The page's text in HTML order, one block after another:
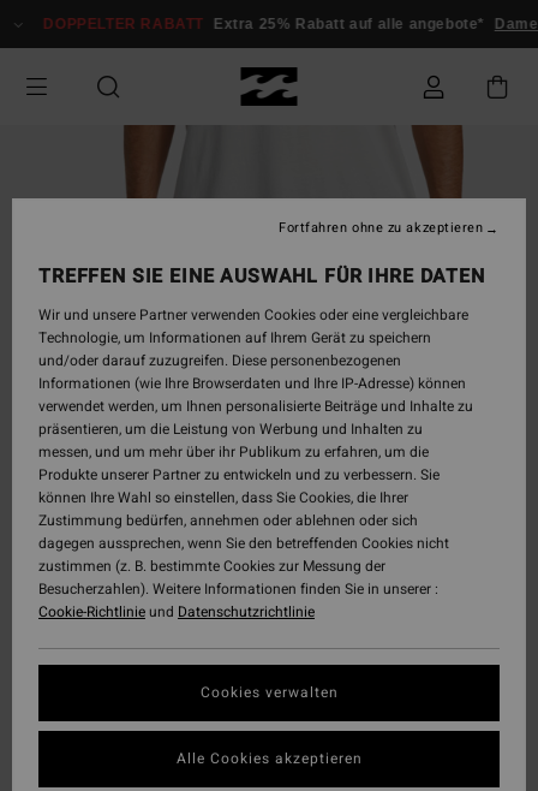
zur
springen
DOPPELTER RABATT Extra 25% Rabatt auf alle angebote* Damen
TREFFEN SIE EINE AUSWAHL FÜR IHRE DATEN
Wir und unsere Partner verwenden Cookies oder eine vergleichbare
Technologie, um Informationen auf Ihrem Gerät zu speichern
und/oder darauf zuzugreifen. Diese personenbezogenen
Informationen (wie Ihre Browserdaten und Ihre IP-Adresse) können
verwendet werden, um Ihnen personalisierte Beiträge und Inhalte zu
präsentieren, um die Leistung von Werbung und Inhalten zu
messen, und um mehr über ihr Publikum zu erfahren, um die
Produkte unserer Partner zu entwickeln und zu verbessern. Sie
können Ihre Wahl so einstellen, dass Sie Cookies, die Ihrer
Zustimmung bedürfen, annehmen oder ablehnen oder sich
dagegen aussprechen, wenn Sie den betreffenden Cookies nicht
zustimmen (z. B. bestimmte Cookies zur Messung der
Besucherzahlen). Weitere Informationen finden Sie in unserer :
Cookie-Richtlinieund Datenschutzrichtlinie
Cookies verwalten
Fortfahren ohne zu akzeptieren
Alle Cookies akzeptieren